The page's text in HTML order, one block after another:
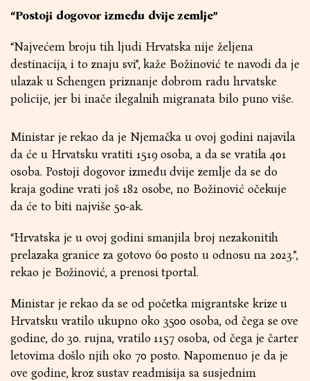
“Postoji dogovor između dvije zemlje”
“Najvećem broju tih ljudi Hrvatska nije željena
destinacija, i to znaju svi”, kaže Božinović te navodi da je
ulazak u Schengen priznanje dobrom radu hrvatske
policije, jer bi inače ilegalnih migranata bilo puno više.
Ministar je rekao da je Njemačka u ovoj godini najavila
da će u Hrvatsku vratiti 1519 osoba, a da se vratila 401
osoba. Postoji dogovor između dvije zemlje da se do
kraja godine vrati još 182 osobe, no Božinović očekuje
da će to biti najviše 50-ak.
“Hrvatska je u ovoj godini smanjila broj nezakonitih
prelazaka granice za gotovo 60 posto u odnosu na 2023.”,
rekao je Božinović, a prenosi tportal.
Ministar je rekao da se od početka migrantske krize u
Hrvatsku vratilo ukupno oko 3500 osoba, od čega se ove
godine, do 30. rujna, vratilo 1157 osoba, od čega je čarter
letovima došlo njih oko 70 posto. Napomenuo je da je
ove godine, kroz sustav readmisija sa susjednim